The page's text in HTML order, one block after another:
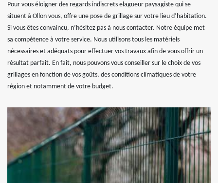
Pour vous éloigner des regards indiscrets elagueur paysagiste qui se
situent à Ollon vous, offre une pose de grillage sur votre lieu d’habitation.
Si vous êtes convaincu, n’hésitez pas à nous contacter. Notre équipe met
sa compétence à votre service. Nous utilisons tous les matériels
nécessaires et adéquats pour effectuer vos travaux afin de vous offrir un
résultat parfait. En fait, nous pouvons vous conseiller sur le choix de vos
grillages en fonction de vos goûts, des conditions climatiques de votre
région et notamment de votre budget.